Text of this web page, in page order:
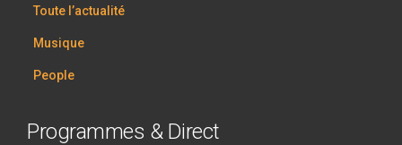
Toute l’actualité
Musique
People
Programmes & Direct